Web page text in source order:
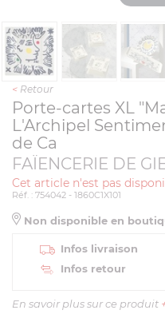
< Retour
Porte-cartes XL
L'Archipel
de Ca
FAÏENCERIE DE
Cet article n'est pas
Réf. : 754042 - 1860C1X101
Non disponible en
Infos livraison
Infos retour
En savoir plus sur ce produit